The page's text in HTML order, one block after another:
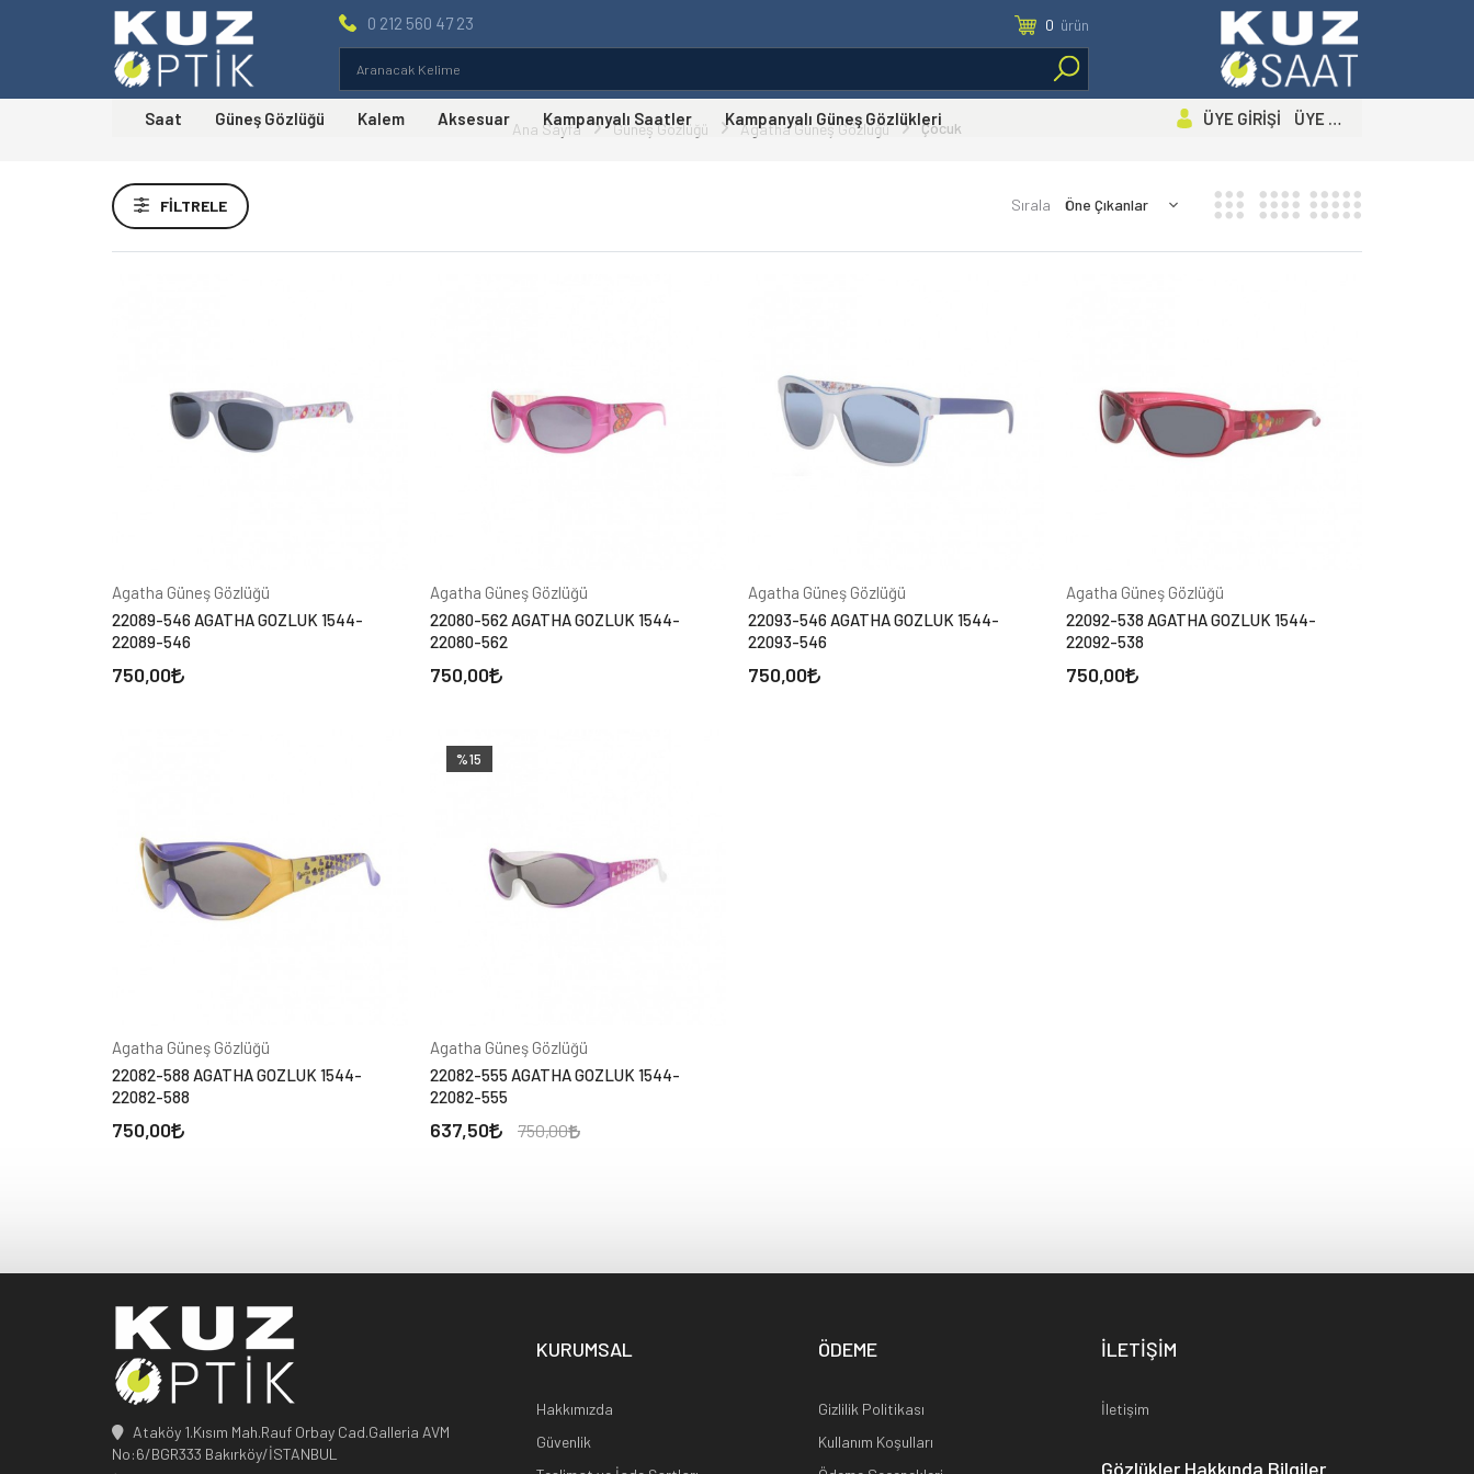
0 212 560 47 23 0 ürün
Saat Güneş Gözlüğü Kalem Aksesuar Kampanyalı Saatler Kampanyalı Güneş Gözlükleri ÜYE GİRİŞİ ÜYE OL
Ana Sayfa Güneş Gözlüğü Agatha Güneş Gözlüğü Çocuk
Fiyat Aralığı
Markalar
FILTRELE Sırala
Agatha Güneş Gözlüğü
22089-546 AGATHA GOZLUK 1544-
22089-546
750,00
Agatha Güneş Gözlüğü
22080-562 AGATHA GOZLUK 1544-
22080-562
750,00
Agatha Güneş Gözlüğü
22093-546 AGATHA GOZLUK 1544-
22093-546
750,00
Agatha Güneş Gözlüğü
22092-538 AGATHA GOZLUK 1544-
22092-538
750,00
Agatha Güneş Gözlüğü
22082-588 AGATHA GOZLUK 1544-
22082-588
750,00
%15
Agatha Güneş Gözlüğü
22082-555 AGATHA GOZLUK 1544-
22082-555
637,50 750,00
Ataköy 1.Kısım Mah.Rauf Orbay Cad.Galleria AVM
No:6/BGR333 Bakırköy/İSTANBUL
KURUMSAL
Hakkımızda
Güvenlik
ÖDEME
Gizlilik Politikası
Kullanım Koşulları
İLETİŞİM
İletişim
Gözlükler Hakkında Bilgiler